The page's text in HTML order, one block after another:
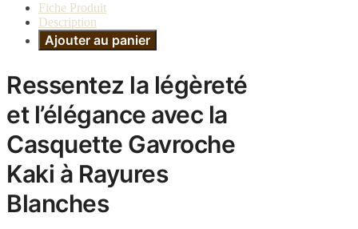
Fiche Produit
Description
Ajouter au panier
Ressentez la légèreté
et l’élégance avec la
Casquette Gavroche
Kaki à Rayures
Blanches